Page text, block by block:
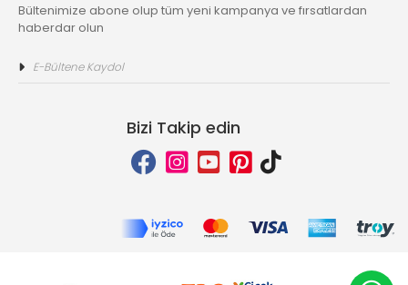
Bültenimize abone olup tüm yeni kampanya ve fırsatlardan
haberdar olun
Bizi Takip edin